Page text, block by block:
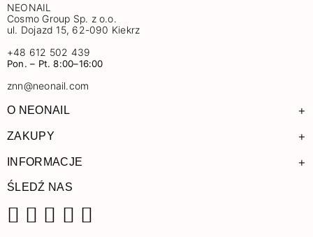
NEONAIL
Cosmo Group Sp. z o.o.
ul. Dojazd 15, 62-090 Kiekrz
+48 612 502 439
Pon. – Pt. 8:00–16:00
znn@neonail.com
O NEONAIL +
ZAKUPY +
INFORMACJE +
ŚLEDŹ NAS